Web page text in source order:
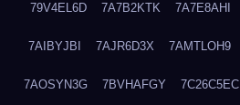
79V4EL6D 7A7B2KTK 7A7E8AHI
7AIBYJBI 7AJR6D3X 7AMTLOH9
7AOSYN3G 7BVHAFGY 7C26C5EC